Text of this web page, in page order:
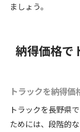
ましょう。
納得価格で
トラックを納得
トラックを長野県
ためには、段階的